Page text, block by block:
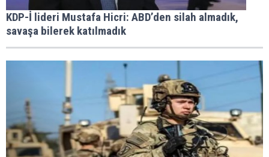
KDP-İ lideri Mustafa Hicri: ABD’den silah almadık,
savaşa bilerek katılmadık